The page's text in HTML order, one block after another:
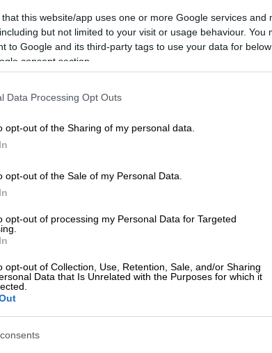
that this website/app uses one or more Google services and
but not limited to your visit or usage behaviour. You
to Google and its third-party tags to use your data for
consent section.
Data Processing Opt Outs
opt-out of the Sharing of my personal data.
opt-out of the Sale of my Personal Data.
opt-out of processing my Personal Data for Targeted
opt-out of Collection, Use, Retention, Sale, and/or Sharing
Data that Is Unrelated with the Purposes for which it
το ΕΘΝΟΣ στη Google
δολοφονηθεί στα Κύμινα και είχε
κοντά στο σημείο που είχαν υποδείξει οι
αυτή τη στιγμή δυνάμεις της
τη λήψη των απαραίτητων μέτρων.
193 εκατ. ευρώ που «φλέρταρε» με
Συνέδριο